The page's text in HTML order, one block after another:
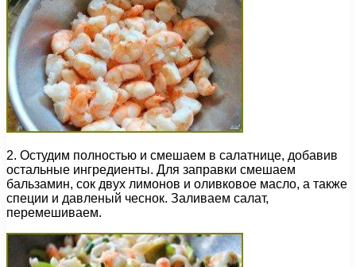
2. Остудим полностью и смешаем в салатнице, добавив
остальные ингредиенты. Для заправки смешаем
бальзамин, сок двух лимонов и оливковое масло, а также
специи и давленый чеснок. Заливаем салат,
перемешиваем.